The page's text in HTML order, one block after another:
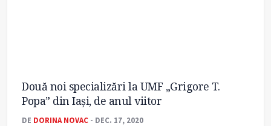
Două noi specializări la UMF „Grigore T.
Popa” din Iași, de anul viitor
DE DORINA NOVAC - DEC. 17, 2020